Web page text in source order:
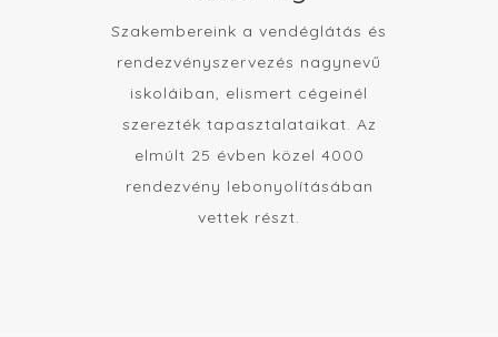
Szakembereink a vendéglátás és
rendezvényszervezés nagynevű
iskoláiban, elismert cégeinél
szerezték tapasztalataikat. Az
elmúlt 25 évben közel 4000
rendezvény lebonyolításában
vettek részt.